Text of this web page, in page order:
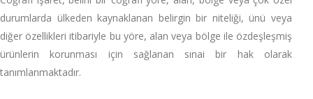
durumlarda ülkeden kaynaklanan belirgin bir niteliği, ünü veya
diğer özellikleri itibariyle bu yöre, alan veya bölge ile özdeşleşmiş
ürünlerin korunması için sağlanan sınai bir hak olarak
tanımlanmaktadır.